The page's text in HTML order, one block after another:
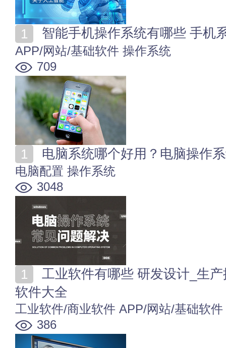
智能手机操作系统有哪些 手机
APP/网站/基础软件 操作系统
709
电脑系统哪个好用？电脑操作
电脑配置 操作系统
3048
软件大全
工业软件/商业软件 APP/网站/基础软件
386